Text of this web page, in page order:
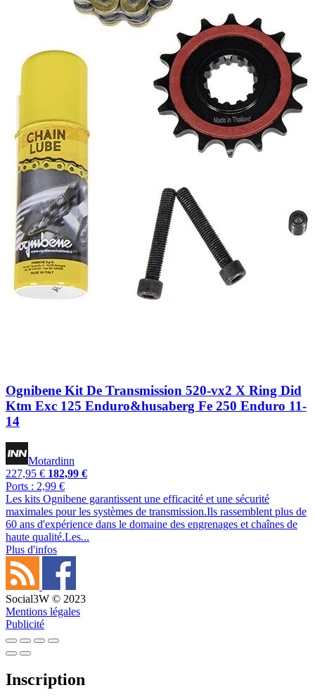
Ognibene Kit De Transmission 520-vx2 X Ring Did
Ktm Exc 125 Enduro&husaberg Fe 250 Enduro 11-
14
Motardinn
227,95 € 182,99 €
Ports : 2,99 €
Les kits Ognibene garantissent une efficacité et une sécurité
maximales pour les systèmes de transmission.Ils rassemblent plus de
60 ans d'expérience dans le domaine des engrenages et chaînes de
haute qualité.Les...
Plus d'infos
Social3W © 2023
Mentions légales
Publicité
Inscription